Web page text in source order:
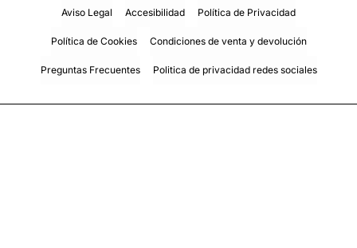
Aviso Legal Accesibilidad Política de Privacidad
Política de Cookies Condiciones de venta y devolución
Preguntas Frecuentes Politica de privacidad redes sociales